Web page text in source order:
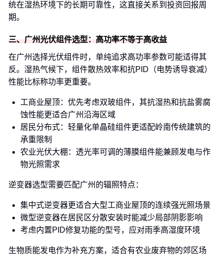
统在湿热环境下的长期可靠性，这直接关系到投资回报周
期。
三、广州光伏组件选型：高功率不等于高收益
在广州选择光伏组件时，单纯追求高功率参数可能适得其
反。湿热气候下，组件散热效率和抗PID（电势诱导衰减）
性能比标称功率更重要。
工商业屋顶：优先考虑双玻组件，其抗湿热和抗盐雾腐
蚀性能更适合广州沿海区域
居民分布式：轻量化单晶硅组件更适配岭南传统建筑的
承重限制
农业光伏大棚：透光率可调的薄膜组件能兼顾发电与作
物光照需求
逆变器选型需要匹配广州的辐照特点：
集中式逆变器更适合大型工商业屋顶的连续强光照场景
微型逆变器在居民区分散安装时能减少局部阴影影响
考虑内置PID修复功能的型号，应对雨季高湿度环境
生物质能发电作为补充方案，适合有农业废弃物的郊区场